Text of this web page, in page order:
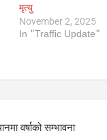
मृत्यु
November 2, 2025
In "Traffic Update"
वर्षाको सम्भावना